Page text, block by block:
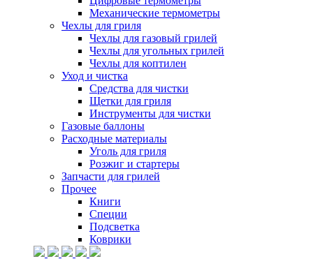
Механические термометры
Чехлы для гриля
Чехлы для газовый грилей
Чехлы для угольных грилей
Чехлы для коптилен
Уход и чистка
Средства для чистки
Щетки для гриля
Инструменты для чистки
Газовые баллоны
Расходные материалы
Уголь для гриля
Розжиг и стартеры
Запчасти для грилей
Прочее
Книги
Специи
Подсветка
Коврики